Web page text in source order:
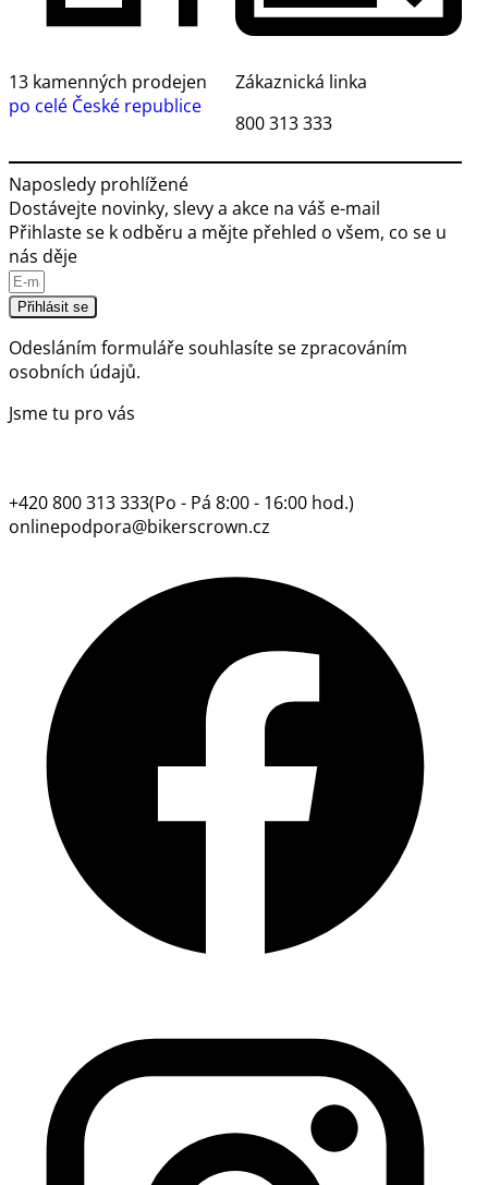
13 kamenných prodejen
po celé České republice
Zákaznická linka
800 313 333
Naposledy prohlížené
Dostávejte novinky, slevy a akce na váš e-mail
Přihlaste se k odběru a mějte přehled o všem, co se u
nás děje
Přihlásit se
Odesláním formuláře souhlasíte sezpracováním
osobních údajů.
Jsme tu pro vás
+420 800 313 333(Po - Pá 8:00 - 16:00 hod.)
onlinepodpora@bikerscrown.cz